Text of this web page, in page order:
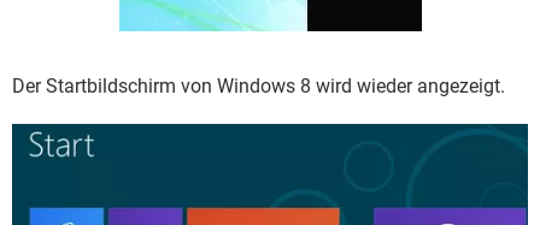
Der Startbildschirm von Windows 8 wird wieder angezeigt.